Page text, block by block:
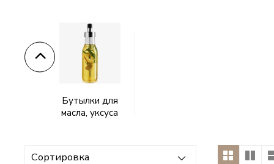
Тарелки
Lenox
–
американский
фарфор
с
Бутылки для
масла, уксуса